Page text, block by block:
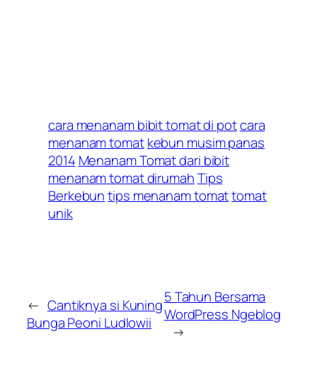
cara menanam bibit tomat di potcara
menanam tomat kebun musim panas
2014 Menanam Tomat dari bibit
menanam tomat dirumahTips
Berkebuntips menanam tomattomat
unik
← Cantiknya si Kuning
Bunga Peoni Ludlowii
5 Tahun Bersama
WordPress Ngeblog
→